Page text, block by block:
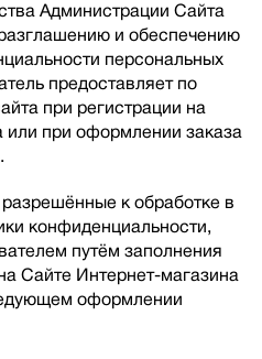
Администрации Сайта
и обеспечению
персональных
предоставляет по
при регистрации на
или при оформлении заказа
к обработке в
конфиденциальности,
путём заполнения
Сайте Интернет-магазина
оформлении